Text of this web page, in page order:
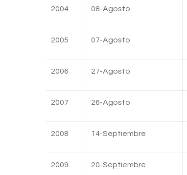
2004 08-Agosto
2005 07-Agosto
2006 27-Agosto
2007 26-Agosto
2008 14-Septiembre
2009 20-Septiembre